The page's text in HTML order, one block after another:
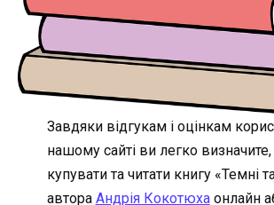
Завдяки відгукам і оцінкам
нашому сайті ви легко
купувати та читати книгу «Темні
автора Андрія Кокотюхаонлайн